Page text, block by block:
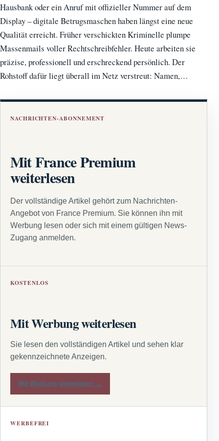
Hausbank oder ein Anruf mit offizieller Nummer auf dem
Display – digitale Betrugsmaschen haben längst eine neue
Qualität erreicht. Früher verschickten Kriminelle plumpe
Massenmails voller Rechtschreibfehler. Heute arbeiten sie
präzise, professionell und erschreckend persönlich. Der
Rohstoff dafür liegt überall im Netz verstreut: Namen,…
NACHRICHTEN-ABONNEMENT
Mit France Premium
weiterlesen
Der vollständige Artikel gehört zum Nachrichten-
Angebot von France Premium. Sie können ihn mit
Werbung lesen oder sich mit einem gültigen News-
Zugang anmelden.
KOSTENLOS
Mit Werbung weiterlesen
Sie lesen den vollständigen Artikel und sehen klar
gekennzeichnete Anzeigen.
Mit Werbung weiterlesen →
WERBEFREI